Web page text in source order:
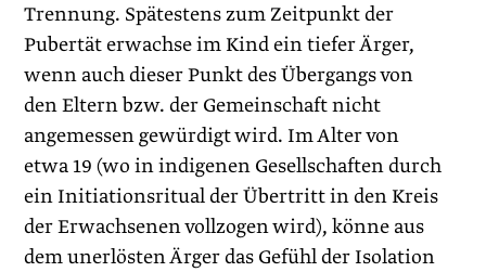
Trennung. Spätestens zum Zeitpunkt der
Pubertät erwachse im Kind ein tiefer Ärger,
wenn auch dieser Punkt des Übergangs von
den Eltern bzw. der Gemeinschaft nicht
angemessen gewürdigt wird. Im Alter von
etwa 19 (wo in indigenen Gesellschaften durch
ein Initiationsritual der Übertritt in den Kreis
der Erwachsenen vollzogen wird), könne aus
dem unerlösten Ärger das Gefühl der Isolation